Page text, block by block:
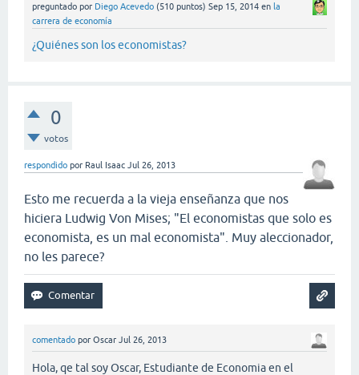
preguntado por Diego Acevedo (510 puntos) Sep 15, 2014 en la
carrera de economía
¿Quiénes son los economistas?
0
votos
respondido por Raul Isaac Jul 26, 2013
Esto me recuerda a la vieja enseñanza que nos
hiciera Ludwig Von Mises; "El economistas que solo es
economista, es un mal economista". Muy aleccionador,
no les parece?
comentado por Oscar Jul 26, 2013
Hola, qe tal soy Oscar, Estudiante de Economia en el